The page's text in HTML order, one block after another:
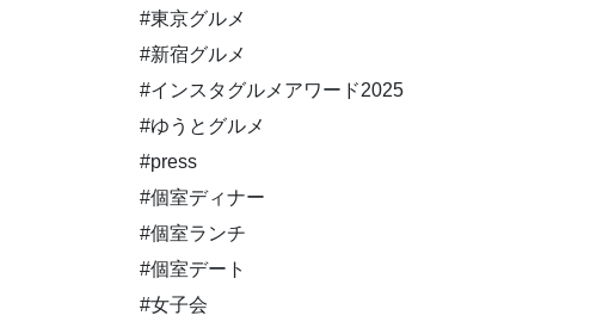
#東京グルメ
#新宿グルメ
#インスタグルメアワード2025
#ゆうとグルメ
#press
#個室ディナー
#個室ランチ
#個室デート
#女子会